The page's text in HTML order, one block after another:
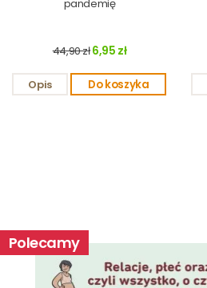
Polecamy
pandemię
44,90 zł6,95 zł
Opis Do koszyka